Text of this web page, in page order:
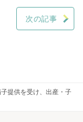
次の記事
提供を受け、出産・子